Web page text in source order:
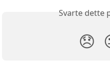
Svarte dette
😞